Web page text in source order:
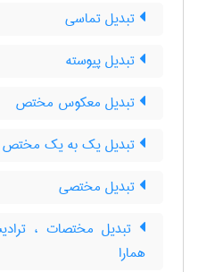
تبدیل تماسی
تبدیل پیوسته
تبدیل معکوس مختص
تبدیل یک به یک مختص
تبدیل مختصی
تبدیل مختصات ،
همارا